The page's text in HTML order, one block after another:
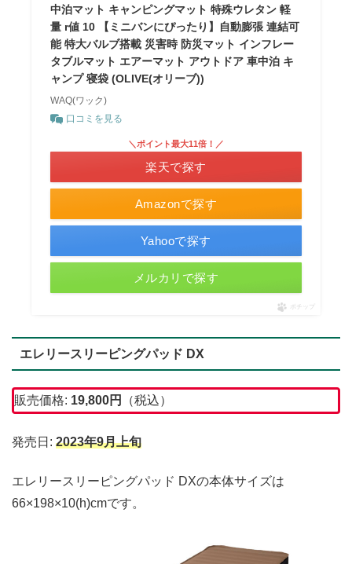
中泊マット キャンピングマット 特殊ウレタン 軽
量 r値 10 【ミニバンにぴったり】自動膨張 連結可
能 特大バルブ搭載 災害時 防災マット インフレー
タブルマット エアーマット アウトドア 車中泊 キ
ャンプ 寝袋 (OLIVE(オリーブ))
WAQ(ワック)
口コミを見る
Amazonで探す
＼ポイント最大11倍！／
楽天で探す
Yahooで探す
メルカリで探す
ポチップ
エレリースリーピングパッド DX
販売価格: 19,800円 （税込）
発売日: 2023年9月上旬
エレリースリーピングパッド DXの本体サイズは
66×198×10(h)cmです。